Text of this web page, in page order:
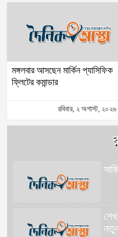
মঙ্গলবার আসছেন মার্কিন প্যাসিফিক
ফ্লিটের কমান্ডার
রবিবার, ২ অগাস্ট, ২০২৬